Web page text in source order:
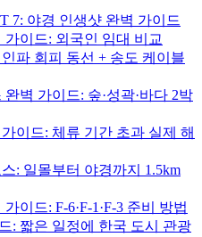
7: 야경 인생샷 완벽 가이드
이드: 외국인 임대 비교
파 회피 동선 + 송도 케이블
벽 가이드: 숲·성곽·바다 2박
이드: 체류 기간 초과 실제 해
: 일몰부터 야경까지 1.5km
이드: F-6·F-1·F-3 준비 방법
: 짧은 일정에 한국 도시 관광